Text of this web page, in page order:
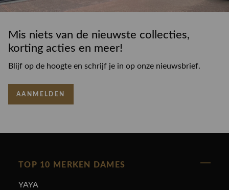
Mis niets van de nieuwste collecties,
korting acties en meer!
Blijf op de hoogte en schrijf je in op onze nieuwsbrief.
AANMELDEN
TOP 10 MERKEN DAMES
YAYA